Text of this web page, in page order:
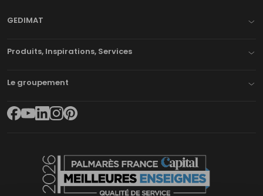
GEDIMAT
Produits, Inspirations, Services
Le groupement